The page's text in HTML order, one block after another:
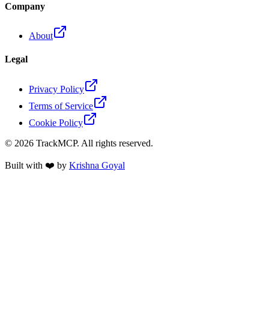
Company
About
Legal
Privacy Policy
Terms of Service
Cookie Policy
© 2026 TrackMCP. All rights reserved.
Built with ❤️ by Krishna Goyal